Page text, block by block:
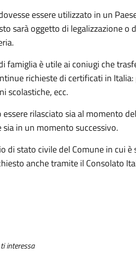
essere utilizzato in un
sarà oggetto di legalizzazione o
famiglia è utile ai coniugi che
richieste di certificati in
scolastiche, ecc.
rilasciato sia al momento
in un momento successivo.
di stato civile del Comune in cui è
anche tramite il Consolato
interessa